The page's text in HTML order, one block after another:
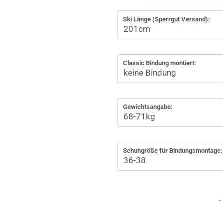
Ski Länge (Sperrgut Versand):
Classic Bindung montiert:
Gewichtsangabe:
Schuhgröße für Bindungsmontage: